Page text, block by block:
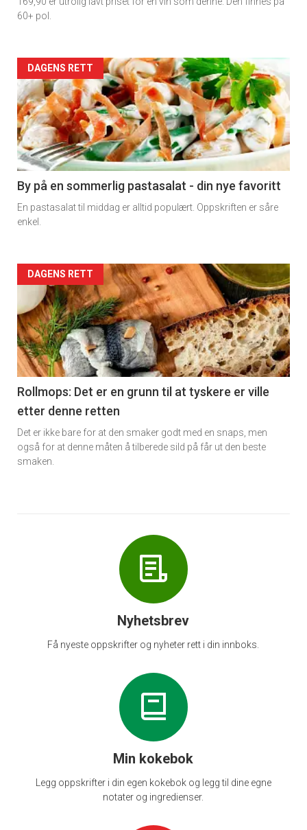
60+ pol.
Forsiden
akkurat
nå
-
5
DAGENS RETT
By på en sommerlig pastasalat - din nye favoritt
En pastasalat til middag er alltid populært. Oppskriften er såre
enkel.
Forsiden
akkurat
nå
-
6
DAGENS RETT
Rollmops: Det er en grunn til at tyskere er ville
etter denne retten
Det er ikke bare for at den smaker godt med en snaps, men
også for at denne måten å tilberede sild på får ut den beste
smaken.
Nyhetsbrev
Få nyeste oppskrifter og nyheter rett i din innboks.
Min kokebok
Legg oppskrifter i din egen kokebok og legg til dine egne
notater og ingredienser.